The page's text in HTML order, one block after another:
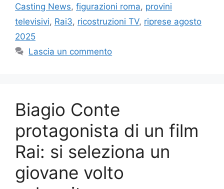
Casting News, figurazioni roma, provini
televisivi, Rai3, ricostruzioni TV, riprese agosto
2025
Lascia un commento
Biagio Conte
protagonista di un film
Rai: si seleziona un
giovane volto